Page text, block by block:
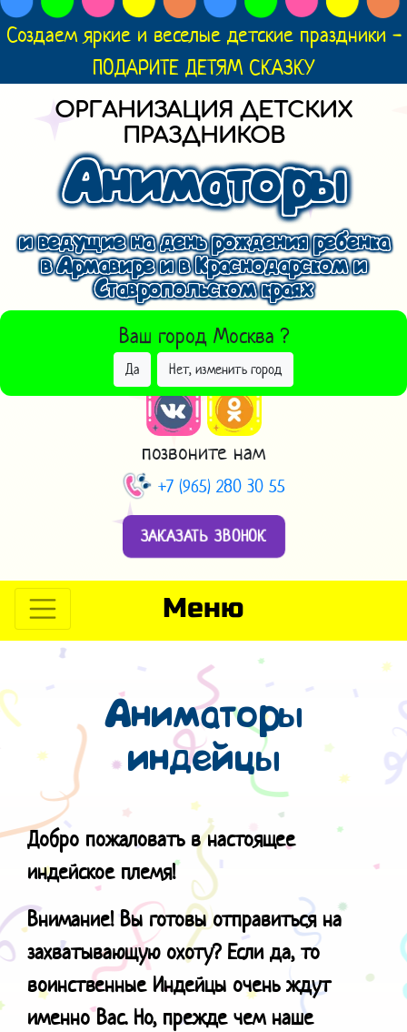
Создаем яркие и веселые детские праздники -
ПОДАРИТЕ ДЕТЯМ СКАЗКУ
ОРГАНИЗАЦИЯ ДЕТСКИХ
ПРАЗДНИКОВ
Аниматоры
и ведущие на день рождения ребенка
в Армавире и в Краснодарском и
Ставропольском краях
Ваш город Москва ?
Да Нет, изменить город
ВЫБРАТЬ ДРУГОЙ ГОРОД
позвоните нам
+7 (965) 280 30 55
ЗАКАЗАТЬ ЗВОНОК
Меню
Аниматоры
индейцы
Добро пожаловать в настоящее
индейское племя!
Внимание! Вы готовы отправиться на
захватывающую охоту? Если да, то
воинственные Индейцы очень ждут
именно Вас. Но, прежде чем наше